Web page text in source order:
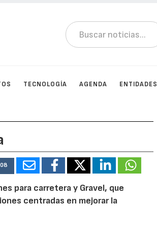
TECNOLOGÍA AGENDA ENTIDADES
para carretera y Gravel, que
centradas en mejorar la